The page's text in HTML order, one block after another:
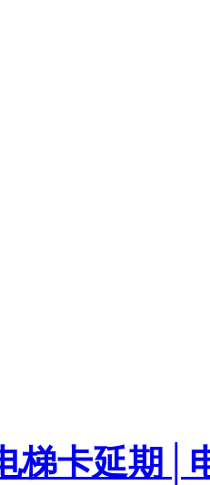
梯卡延期│